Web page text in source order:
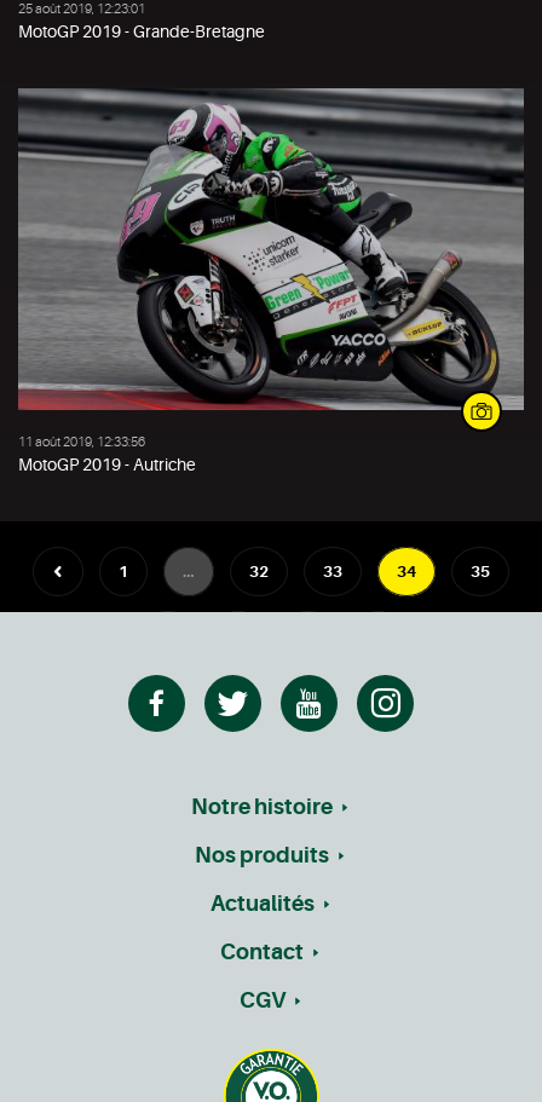
25 août 2019, 12:23:01
MotoGP 2019 - Grande-Bretagne
11 août 2019, 12:33:56
MotoGP 2019 - Autriche
1 … 32 33 34 35
Notre histoire
Nos produits
Actualités
Contact
CGV